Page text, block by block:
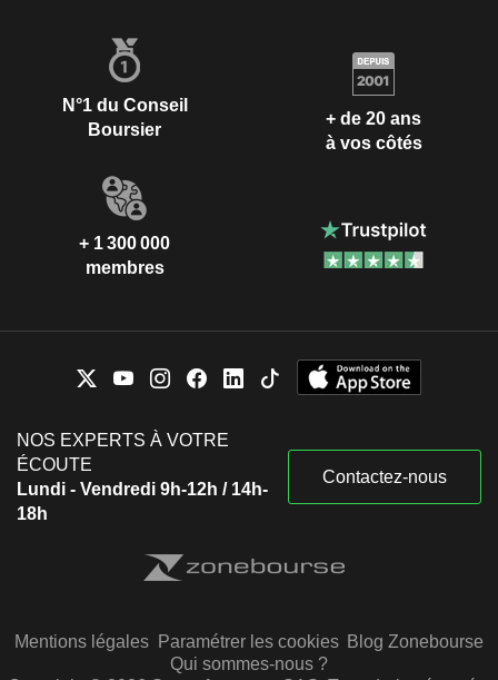
N°1 du Conseil
Boursier
+ de 20 ans
à vos côtés
+ 1 300 000
membres
NOS EXPERTS À VOTRE
ÉCOUTE
Lundi - Vendredi 9h-12h / 14h-
18h
Contactez-nous
Mentions légales Paramétrer les cookies Blog Zonebourse
Qui sommes-nous ?